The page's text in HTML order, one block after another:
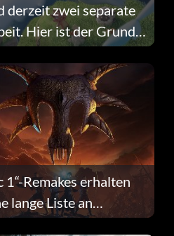
derzeit zwei separate
Hier ist der Grund
1“-Remakes erhalten
lange Liste an